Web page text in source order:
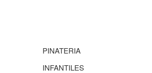
PINATERIA
INFANTILES